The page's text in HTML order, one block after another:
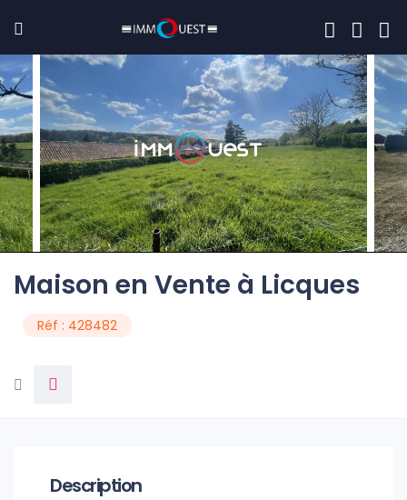
Maison en Vente à Licques
Réf : 428482
Description